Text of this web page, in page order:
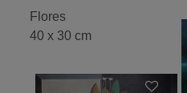
Flores
40 x 30 cm